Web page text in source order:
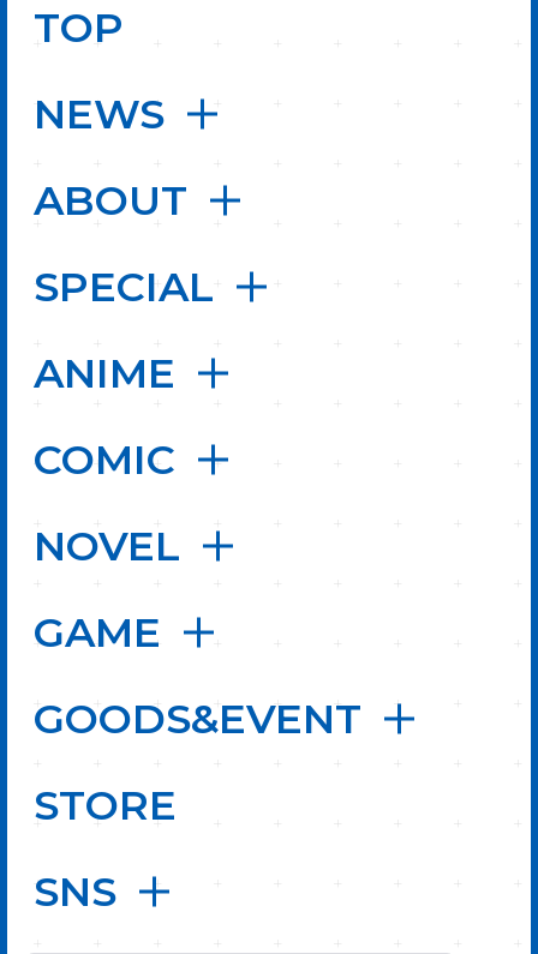
TOP
NEWS
ABOUT
SPECIAL
ANIME
COMIC
NOVEL
GAME
GOODS&EVENT
STORE
SNS